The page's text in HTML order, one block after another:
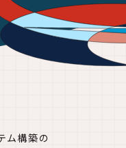
ム構築の